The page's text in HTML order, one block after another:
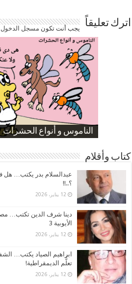
اترك تعليقاً يجب أنت تكون مسجل الدخول
الناموس و أنواع الحشرات
الموظفين بعد ارتفاع
ارتفاع نسبة الطلاق في
صورة كاركاتيرية
صورة كاركاتيرية
كتاب وأقلام
عبدالسلام بدر يكتب… هل
؟..!!
12 يناير، 2026
دينا شرف الدين تكتب…
الأيوبية 3
12 يناير، 2026
ابراهيم الصياد يكتب…
تعلُّم الديمقراطية!
12 يناير، 2026